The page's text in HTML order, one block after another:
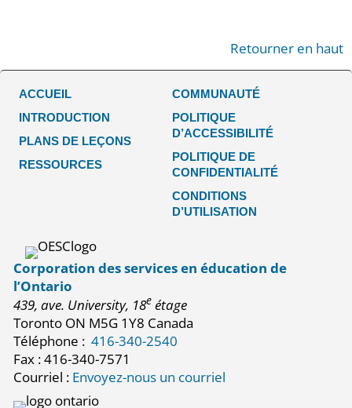
Retourner en haut
ACCUEIL
INTRODUCTION
PLANS DE LEÇONS
RESSOURCES
COMMUNAUTÉ
POLITIQUE
D’ACCESSIBILITÉ
POLITIQUE DE
CONFIDENTIALITÉ
CONDITIONS
D’UTILISATION
Corporation des services en éducation de
l’Ontario
439, ave. University, 18e étage
Toronto ON M5G 1Y8 Canada
Téléphone : 416-340-2540
Fax : 416-340-7571
Courriel : Envoyez-nous un courriel